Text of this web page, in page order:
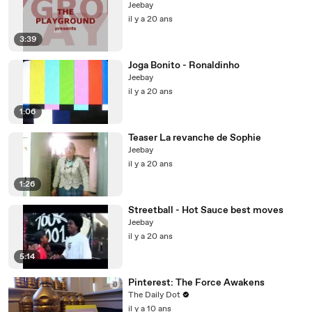
3:39
Jeebay
il y a 20 ans
1:06
Joga Bonito - Ronaldinho
Jeebay
il y a 20 ans
1:26
Teaser La revanche de Sophie
Jeebay
il y a 20 ans
5:14
Streetball - Hot Sauce best moves
Jeebay
il y a 20 ans
Pinterest: The Force Awakens
The Daily Dot
il y a 10 ans